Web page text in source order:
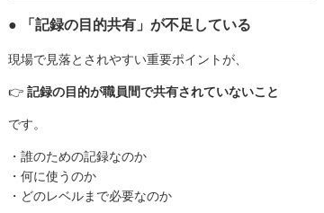
● 「記録の目的共有」が不足している
現場で見落とされやすい重要ポイントが、
👉 記録の目的が職員間で共有されていないこと
です。
・誰のための記録なのか
・何に使うのか
・どのレベルまで必要なのか